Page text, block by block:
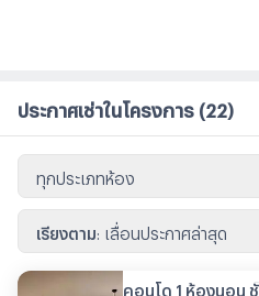
ประกาศเช่าในโครงการ (22)
ทุกประเภทห้อง
เรียงตาม เลื่อนประกาศล่าสุด
คอนโด 1 ห้องนอน